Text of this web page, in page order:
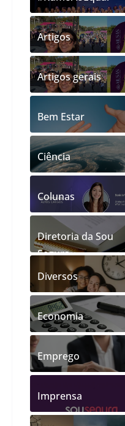
Artigos
Artigos gerais
Bem Estar
Ciência
Colunas
Diretoria da Sou
Segura
Diversos
Economia
Emprego
Imprensa